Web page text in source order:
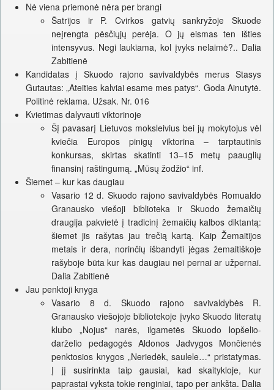
Nė viena priemonė nėra per brangi
Šatrijos ir P. Cvirkos gatvių sankryžoje Skuode
neįrengta pėsčiųjų perėja. O jų eismas ten išties
intensyvus. Negi laukiama, kol įvyks nelaimė?.. Dalia
Zabitienė
Kandidatas į Skuodo rajono savivaldybės merus Stasys
Gutautas: „Ateities kalviai esame mes patys“. Goda Ainutytė.
Politinė reklama. Užsak. Nr. 016
Kvietimas dalyvauti viktorinoje
Šį pavasarį Lietuvos moksleivius bei jų mokytojus vėl
kviečia Europos pinigų viktorina – tarptautinis
konkursas, skirtas skatinti 13–15 metų paauglių
finansinį raštingumą. „Mūsų žodžio“ inf.
Šiemet – kur kas daugiau
Vasario 12 d. Skuodo rajono savivaldybės Romualdo
Granausko viešoji biblioteka ir Skuodo žemaičių
draugija pakvietė į tradicinį žemaičių kalbos diktantą:
šiemet jis rašytas jau trečią kartą. Kaip Žemaitijos
metais ir dera, norinčių išbandyti jėgas žemaitiškoje
rašyboje būta kur kas daugiau nei pernai ar užpernai.
Dalia Zabitienė
Jau penktoji knyga
Vasario 8 d. Skuodo rajono savivaldybės R.
Granausko viešojoje bibliotekoje įvyko Skuodo literatų
klubo „Nojus“ narės, ilgametės Skuodo lopšelio-
darželio pedagogės Aldonos Jadvygos Mončienės
penktosios knygos „Neriedėk, saulele…“ pristatymas.
Į jį susirinkta taip gausiai, kad skaitykloje, kur
paprastai vyksta tokie renginiai, tapo per ankšta. Dalia